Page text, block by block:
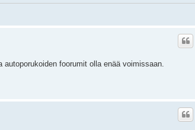
foorumit olla enää voimissaan.